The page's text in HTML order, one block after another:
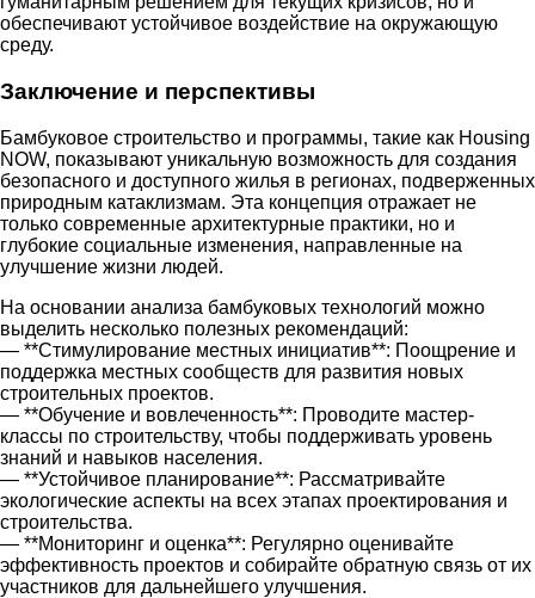
обеспечивают устойчивое воздействие на окружающую
среду.
Заключение и перспективы
Бамбуковое строительство и программы, такие как Housing
NOW, показывают уникальную возможность для создания
безопасного и доступного жилья в регионах, подверженных
природным катаклизмам. Эта концепция отражает не
только современные архитектурные практики, но и
глубокие социальные изменения, направленные на
улучшение жизни людей.
На основании анализа бамбуковых технологий можно
выделить несколько полезных рекомендаций:
— **Стимулирование местных инициатив**: Поощрение и
поддержка местных сообществ для развития новых
строительных проектов.
— **Обучение и вовлеченность**: Проводите мастер-
классы по строительству, чтобы поддерживать уровень
знаний и навыков населения.
— **Устойчивое планирование**: Рассматривайте
экологические аспекты на всех этапах проектирования и
строительства.
— **Мониторинг и оценка**: Регулярно оценивайте
эффективность проектов и собирайте обратную связь от их
участников для дальнейшего улучшения.